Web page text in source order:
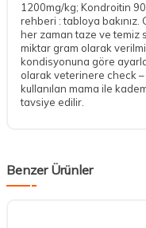
1200mg/kg; Kondroitin
rehberi : tabloya
her zaman taze ve temiz
miktar gram olarak
kondisyonuna göre
olarak veterinere check
kullanılan mama ile
tavsiye edilir.
Benzer Ürünler